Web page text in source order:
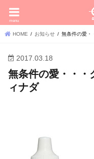
menu
HOME お知らせ 無条件の愛
2017.03.18
無条件の愛・・
ィナダ